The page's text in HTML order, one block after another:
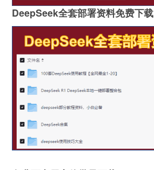
DeepSeek全套部署资料免费下载